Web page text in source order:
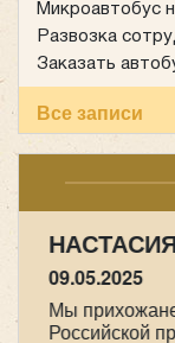
Микроавтобус
Развозка
Заказать
Все записи
09.05.2025
Мы
Российской